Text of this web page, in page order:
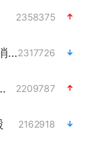
2358375
以“新”破局 首发经济点亮城市消费活力2317726
底开采稀土 2209787
2162918